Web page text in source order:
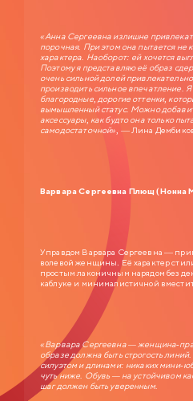
«Анна Сергеевна излишне
порочная. При этом она пытается не
характера. Наоборот: ей хочется
Поэтому я представляю её образ
очень сильной долей
производить сильное впечатление.
благородные, дорогие оттенки,
вымышленный статус. Можно
аксессуары, как будто она только
самодостаточной» , — Лина
Варвара Сергеевна Плющ (Нонна
Управдом Варвара Сергеевна —
волевой женщины. Её характер
простым лаконичным нарядом без
каблуке и минималистичной
«Варвара Сергеевна — женщина-
образе должна быть строгость
силуэтом и длинами: никаких мини-
чуть ниже. Обувь — на устойчивом
шаг должен быть уверенным.